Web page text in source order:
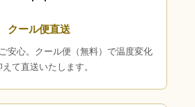
クール便直送
安心。クール便（無料）で温度変化
えて直送いたします。